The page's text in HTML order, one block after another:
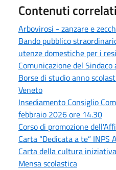
Contenuti correlati
Arbovirosi - zanzare e
Bando pubblico
utenze domestiche per i
Comunicazione del
Borse di studio anno
Veneto
Insediamento Consiglio
febbraio 2026 ore 14.30
Corso di promozione
Carta “Dedicata a te” INPS
Carta della cultura
Mensa scolastica